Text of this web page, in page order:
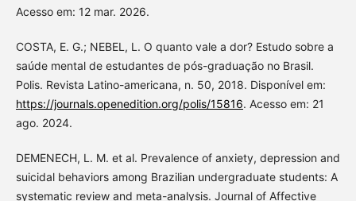
Acesso em: 12 mar. 2026.
COSTA, E. G.; NEBEL, L. O quanto vale a dor? Estudo sobre a
saúde mental de estudantes de pós-graduação no Brasil.
Polis. Revista Latino-americana, n. 50, 2018. Disponível em:
https://journals.openedition.org/polis/15816. Acesso em: 21
ago. 2024.
DEMENECH, L. M. et al. Prevalence of anxiety, depression and
suicidal behaviors among Brazilian undergraduate students: A
systematic review and meta-analysis. Journal of Affective